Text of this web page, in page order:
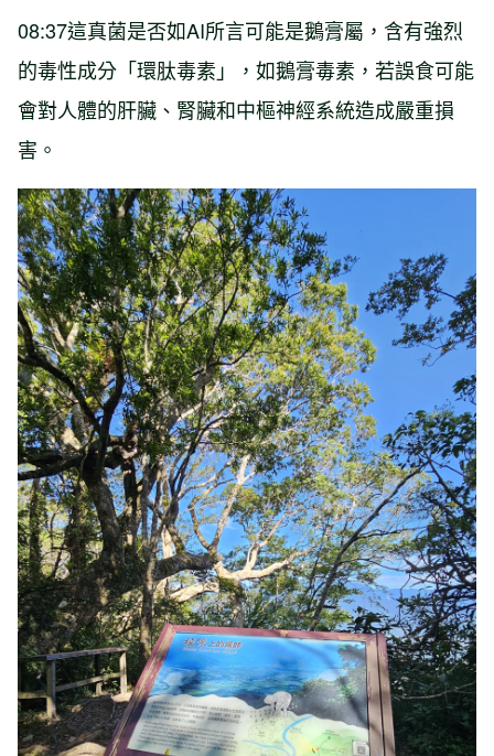
08:37這真菌是否如AI所言可能是鵝膏屬，含有強烈
的毒性成分「環肽毒素」，如鵝膏毒素，若誤食可能
會對人體的肝臟、腎臟和中樞神經系統造成嚴重損
害。